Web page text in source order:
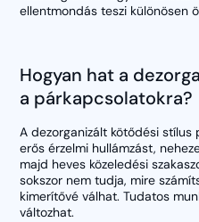
ellentmondás teszi különösen
Hogyan hat a
a párkapcsolatokra?
A dezorganizált kötődési
erős érzelmi hullámzást,
majd heves közeledési
sokszor nem tudja, mire
kimerítővé válhat. Tudatos
változhat.